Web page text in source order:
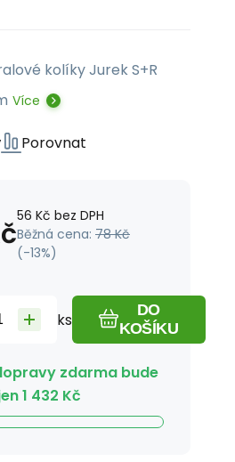
kolíky Jurek S+R
Více
Porovnat
56 Kč bez DPH
Běžná cena: 78 Kč
(-13%)
ks
DO
KOŠÍKU
zdarma bude
1 432 Kč